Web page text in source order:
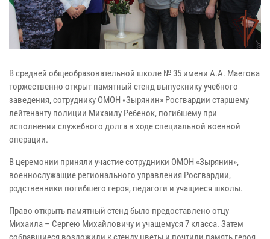
В средней общеобразовательной школе № 35 имени А.А. Маегова
торжественно открыт памятный стенд выпускнику учебного
заведения, сотруднику ОМОН «Зырянин» Росгвардии старшему
лейтенанту полиции Михаилу Ребенок, погибшему при
исполнении служебного долга в ходе специальной военной
операции.
В церемонии приняли участие сотрудники ОМОН «Зырянин»,
военнослужащие регионального управления Росгвардии,
родственники погибшего героя, педагоги и учащиеся школы.
Право открыть памятный стенд было предоставлено отцу
Михаила – Сергею Михайловичу и учащемуся 7 класса. Затем